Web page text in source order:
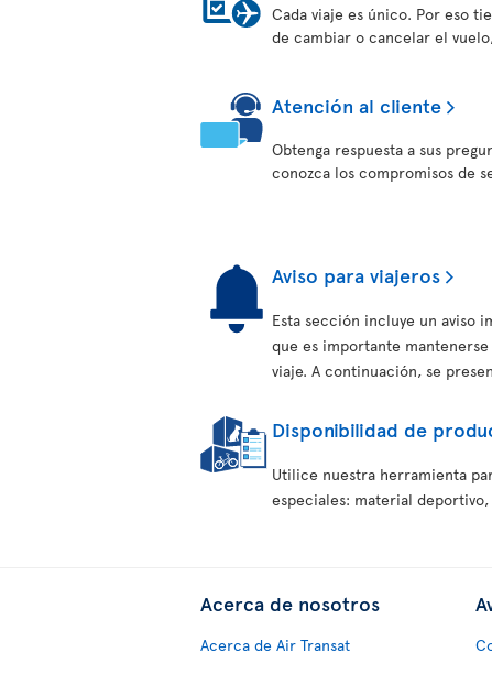
Cada viaje es único. Por eso
de cambiar o cancelar el
Atención al cliente
Obtenga respuesta a sus
conozca los compromisos de
Aviso para viajeros
Esta sección incluye un aviso
que es importante
viaje. A continuación, se
Disponibilidad de
Utilice nuestra herramienta
especiales: material
Acerca de nosotros
Acerca de Air Transat